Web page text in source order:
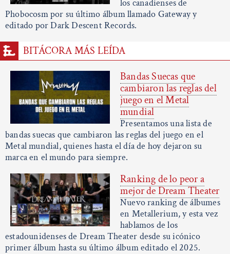
los canadienses de
Phobocosm por su último álbum llamado Gateway y
editado por Dark Descent Records.
BITÁCORA MÁS LEÍDA
Bandas Suecas que
cambiaron las reglas del
juego en el Metal
mundial
Presentamos una lista de
bandas suecas que cambiaron las reglas del juego en el
Metal mundial, quienes hasta el día de hoy dejaron su
marca en el mundo para siempre.
Ranking de lo peor a
mejor de Dream Theater
Nuevo ranking de álbumes
en Metallerium, y esta vez
hablamos de los
estadounidenses de Dream Theater desde su icónico
primer álbum hasta su último álbum editado el 2025.